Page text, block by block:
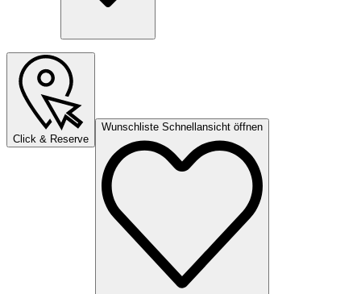
Click & Reserve
Wunschliste Schnellansicht öffnen